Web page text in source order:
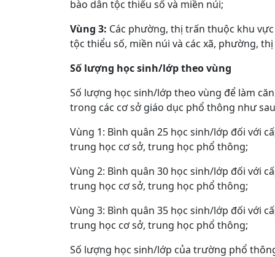
bào dân tộc thiểu số và miền núi;
Vùng 3: Các phường, thị trấn thuộc khu
tộc thiểu số, miền núi và các xã, phường,
Số lượng học sinh/lớp theo vùng
Số lượng học sinh/lớp theo vùng để làm
trong các cơ sở giáo dục phổ thông như
Vùng 1: Bình quân 25 học sinh/lớp đối với
trung học cơ sở, trung học phổ thông;
Vùng 2: Bình quân 30 học sinh/lớp đối với
trung học cơ sở, trung học phổ thông;
Vùng 3: Bình quân 35 học sinh/lớp đối với
trung học cơ sở, trung học phổ thông;
Số lượng học sinh/lớp của trường phổ